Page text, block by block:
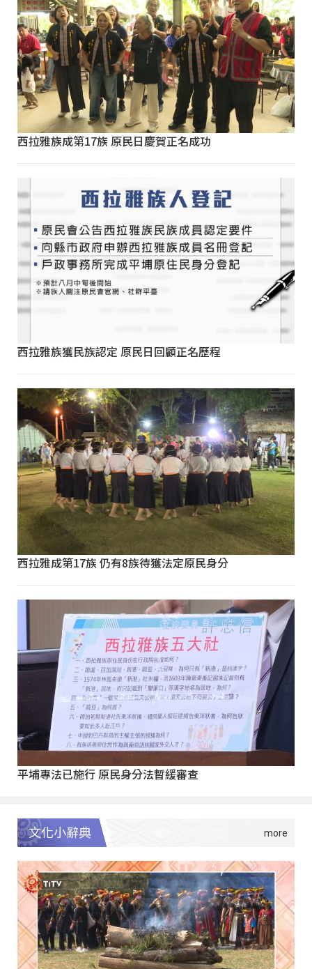
西拉雅族成第17族 原民日慶賀正名成功
西拉雅族獲民族認定 原民日回顧正名歷程
西拉雅成第17族 仍有8族待獲法定原民身分
平埔專法已施行 原民身分法暫緩審查
文化小辭典